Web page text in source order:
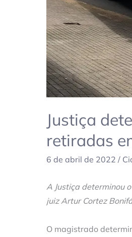
Justiça
retiradas
6 de abril de 2022 /
A Justiça determinou
juiz Artur Cortez
O magistrado